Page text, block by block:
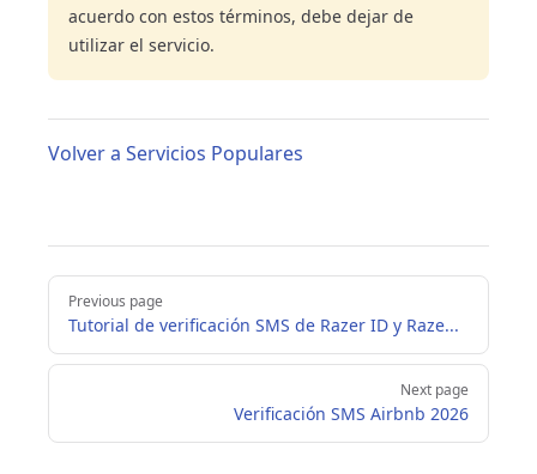
acuerdo con estos términos, debe dejar de
utilizar el servicio.
Volver a Servicios Populares
Pager
Previous page
Tutorial de verificación SMS de Razer ID y Raze...
Next page
Verificación SMS Airbnb 2026